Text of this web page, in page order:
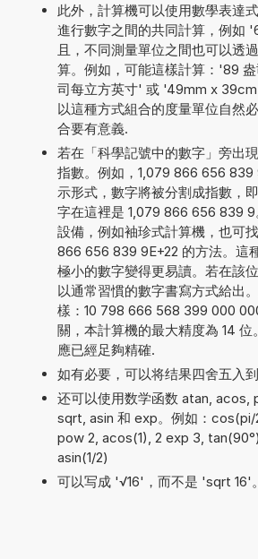
此外，計算機可以使用數學表達
進行數字之間的共同計算，例如
且，不同測量單位之間也可以透
算。例如，可能這樣計算：'89
司每立方英寸' 或 '49mm x
以這種方式組合的度量單位自然
合要有意義.
若在「科學記號中的數字」旁出
指數。例如，1,079 866 656 839
示形式，數字將被分割成指數，
字在這裡是 1,079 866 656 839
設備，例如袖珍式計算機，也可
866 656 839 9E+22 的方法。這
極小的數字變得更易讀。若在該
以通常習慣的數字書寫方式給出
樣：10 798 666 568 399 000
關，本計算機的最大精度為 14
應已經足夠精確.
如有必要，可以将结果四舍五入
还可以使用数学函数 atan, acos,
sqrt, asin 和 exp。例如：
pow 2, acos(1), 2 exp 3,
asin(1/2)
可以写成 '√16'，而不是 'sqrt 16'。